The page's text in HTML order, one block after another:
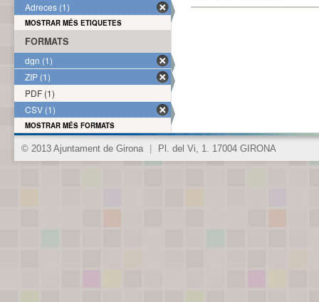
Adreces (1)
MOSTRAR MÉS ETIQUETES
FORMATS
dgn (1)
ZIP (1)
PDF (1)
CSV (1)
MOSTRAR MÉS FORMATS
© 2013 Ajuntament de Girona Pl. del Vi, 1. 17004 GIRONA